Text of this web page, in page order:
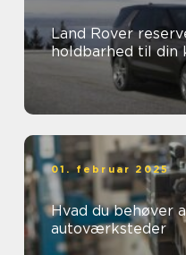
Land Rover
holdbarhed til din
01. februar 2025
Hvad du behøver
autoværksteder